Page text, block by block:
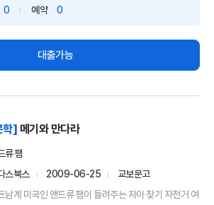
0 예약 0
대출가능
학] 메기와 만다라
류 팸
스북스
2009-06-25
교보문고
남계 미국인 앤드류 팸이 들려주는 자아 찾기 자전거 여